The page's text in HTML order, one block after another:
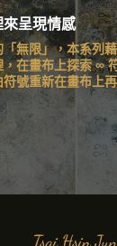
呈現情感
無限」，本系列
在畫布上探索 ∞
號重新在畫布上